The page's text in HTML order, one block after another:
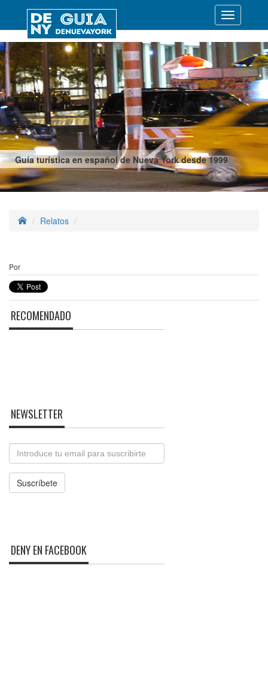
Guía turística en español de Nueva York desde 1999
Desplegar
Relatos
Por
RECOMENDADO
NEWSLETTER
Email
Suscríbete
DENY EN FACEBOOK